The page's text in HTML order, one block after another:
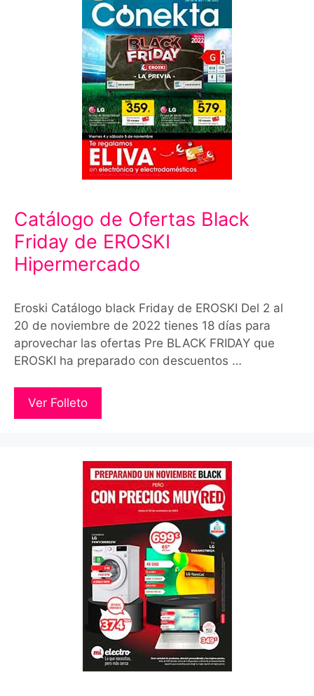
Catálogo de Ofertas Black
Friday de EROSKI
Hipermercado
Eroski Catálogo black Friday de EROSKI Del 2 al
20 de noviembre de 2022 tienes 18 días para
aprovechar las ofertas Pre BLACK FRIDAY que
EROSKI ha preparado con descuentos …
Ver Folleto